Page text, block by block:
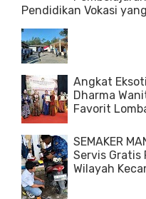
Pendidikan Vokasi
Angkat
Dharma
Favorit
SEMAKER
Servis Gratis
Wilayah